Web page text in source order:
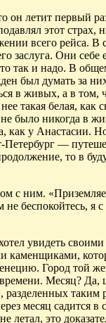
он летит первый
этот страх,
всего рейса. В
заслуга. Они
так и надо. В
был думать за
в живых, а в том,
такая белая, как
было никогда в
как у Анастасии.
—
то в
с ним.
не беспокойтесь, я
увидеть своими
каменщиками,
Город той
времени. Месяц? Да,
таким
месяц садится в
летал, это